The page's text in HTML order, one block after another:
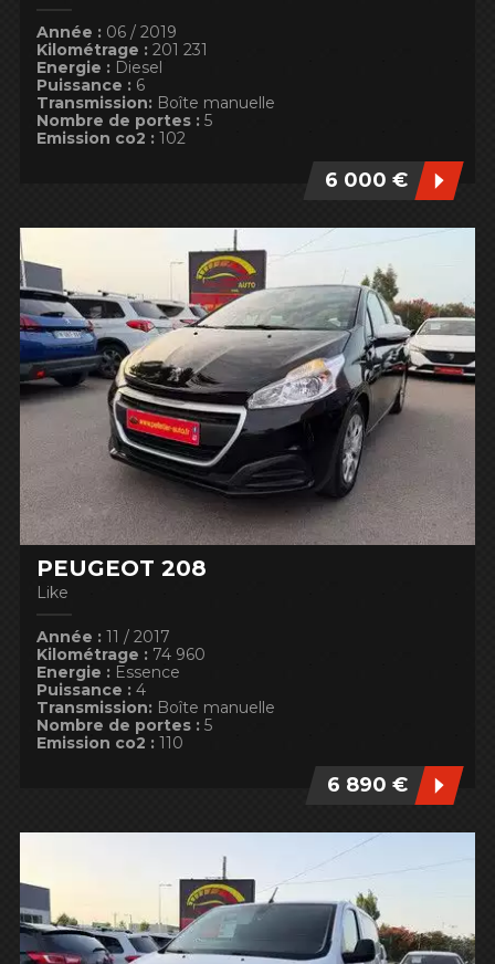
Année :06 / 2019
Kilométrage :201 231
Energie :Diesel
Puissance :6
Transmission:Boîte manuelle
Nombre de portes :5
Emission co2 :102
6 000 €
PEUGEOT 208
Like
Année :11 / 2017
Kilométrage :74 960
Energie :Essence
Puissance :4
Transmission:Boîte manuelle
Nombre de portes :5
Emission co2 :110
6 890 €